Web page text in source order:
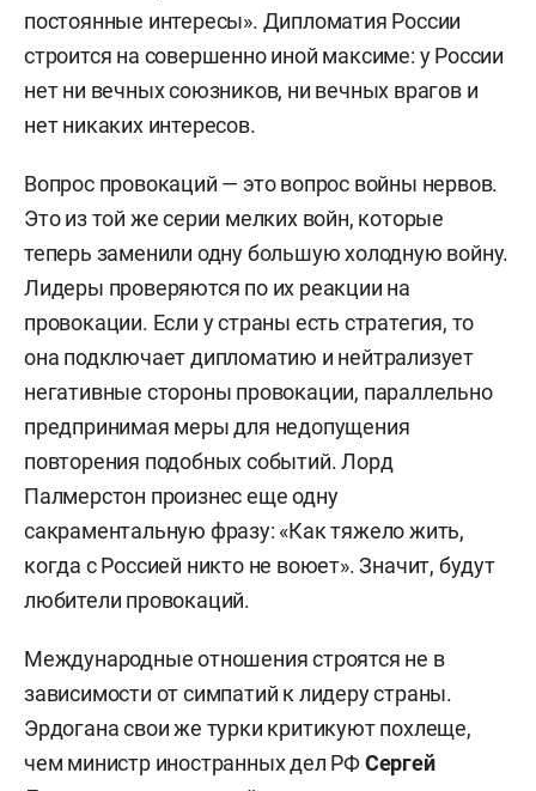
постоянные интересы». Дипломатия России
строится на совершенно иной максиме: у России
нет ни вечных союзников, ни вечных врагов и
нет никаких интересов.
Вопрос провокаций — это вопрос войны нервов.
Это из той же серии мелких войн, которые
теперь заменили одну большую холодную войну.
Лидеры проверяются по их реакции на
провокации. Если у страны есть стратегия, то
она подключает дипломатию и нейтрализует
негативные стороны провокации, параллельно
предпринимая меры для недопущения
повторения подобных событий. Лорд
Палмерстон произнес еще одну
сакраментальную фразу: «Как тяжело жить,
когда с Россией никто не воюет». Значит, будут
любители провокаций.
Международные отношения строятся не в
зависимости от симпатий к лидеру страны.
Эрдогана свои же турки критикуют похлеще,
чем министр иностранных дел РФСергей